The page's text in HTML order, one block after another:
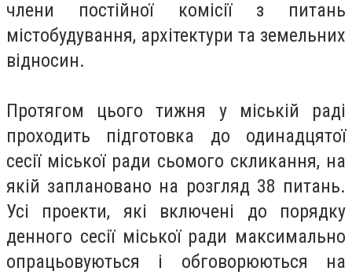
члени постійної комісії з питань
містобудування, архітектури та земельних
відносин.
Протягом цього тижня у міській раді
проходить підготовка до одинадцятої
сесії міської ради сьомого скликання, на
якій заплановано на розгляд 38 питань.
Усі проекти, які включені до порядку
денного сесії міської ради максимально
опрацьовуються і обговорюються на